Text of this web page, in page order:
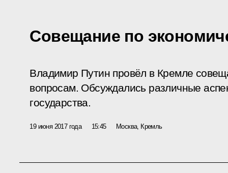
Совещание по
Владимир Путин провёл в Кремле
вопросам. Обсуждались различные
государства.
19 июня 2017 года 15:45 Москва, Кремль